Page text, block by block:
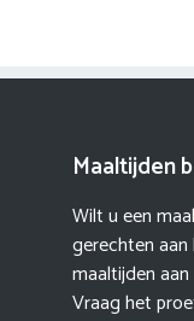
Maaltijden
Wilt u een
gerechten aan
maaltijden
Vraag het